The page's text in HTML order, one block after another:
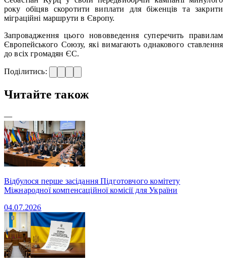
року обіцяв скоротити виплати для біженців та закрити
міграційні маршрути в Європу.
Запровадження цього нововведення суперечить правилам
Європейського Союзу, які вимагають однакового ставлення
до всіх громадян ЄС.
Поділитись:
Читайте також
—
Відбулося перше засідання Підготовчого комітету
Міжнародної компенсаційної комісії для України
04.07.2026